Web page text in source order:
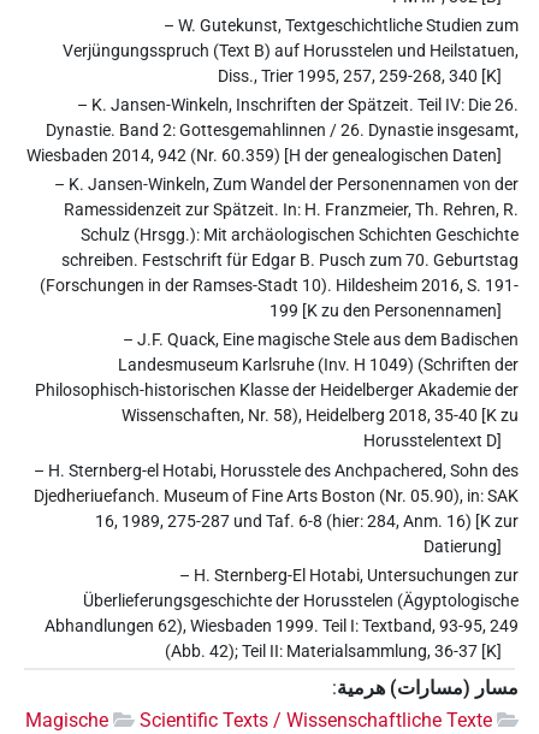
– W. Gutekunst, Textgeschichtliche Studien zum
Verjüngungsspruch (Text B) auf Horusstelen und Heilstatuen,
Diss., Trier 1995, 257, 259-268, 340 [K]
– K. Jansen-Winkeln, Inschriften der Spätzeit. Teil IV: Die 26.
Dynastie. Band 2: Gottesgemahlinnen / 26. Dynastie insgesamt,
Wiesbaden 2014, 942 (Nr. 60.359) [H der genealogischen Daten]
– K. Jansen-Winkeln, Zum Wandel der Personennamen von der
Ramessidenzeit zur Spätzeit. In: H. Franzmeier, Th. Rehren, R.
Schulz (Hrsgg.): Mit archäologischen Schichten Geschichte
schreiben. Festschrift für Edgar B. Pusch zum 70. Geburtstag
(Forschungen in der Ramses-Stadt 10). Hildesheim 2016, S. 191-
199 [K zu den Personennamen]
– J.F. Quack, Eine magische Stele aus dem Badischen
Landesmuseum Karlsruhe (Inv. H 1049) (Schriften der
Philosophisch-historischen Klasse der Heidelberger Akademie der
Wissenschaften, Nr. 58), Heidelberg 2018, 35-40 [K zu
Horusstelentext D]
– H. Sternberg-el Hotabi, Horusstele des Anchpachered, Sohn des
Djedheriuefanch. Museum of Fine Arts Boston (Nr. 05.90), in: SAK
16, 1989, 275-287 und Taf. 6-8 (hier: 284, Anm. 16) [K zur
Datierung]
– H. Sternberg-El Hotabi, Untersuchungen zur
Überlieferungsgeschichte der Horusstelen (Ägyptologische
Abhandlungen 62), Wiesbaden 1999. Teil I: Textband, 93-95, 249
(Abb. 42); Teil II: Materialsammlung, 36-37 [K]
مسار (مسارات) هرمية:
Scientific Texts / Wissenschaftliche Texte
Magische